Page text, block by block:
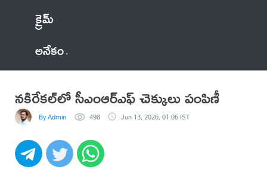
క్రైమ్
అనేకం
నకిరేకల్‌లో సీఎంఆర్ఎఫ్ చెక్కులు పంపిణీ
By Admin 498 Jun 13, 2026, 01:06 IST